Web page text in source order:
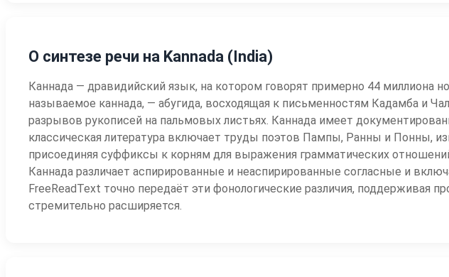
О синтезе речи на Kannada (India)
Каннада — дравидийский язык, на котором говорят примерно 44 миллиона
называемое каннада, — абугида, восходящая к письменностям Кадамба и
разрывов рукописей на пальмовых листьях. Каннада имеет
классическая литература включает труды поэтов Пампы, Ранны и Понны,
присоединяя суффиксы к корням для выражения грамматических
Каннада различает аспирированные и неаспирированные согласные и
FreeReadText точно передаёт эти фонологические различия, поддерживая
стремительно расширяется.